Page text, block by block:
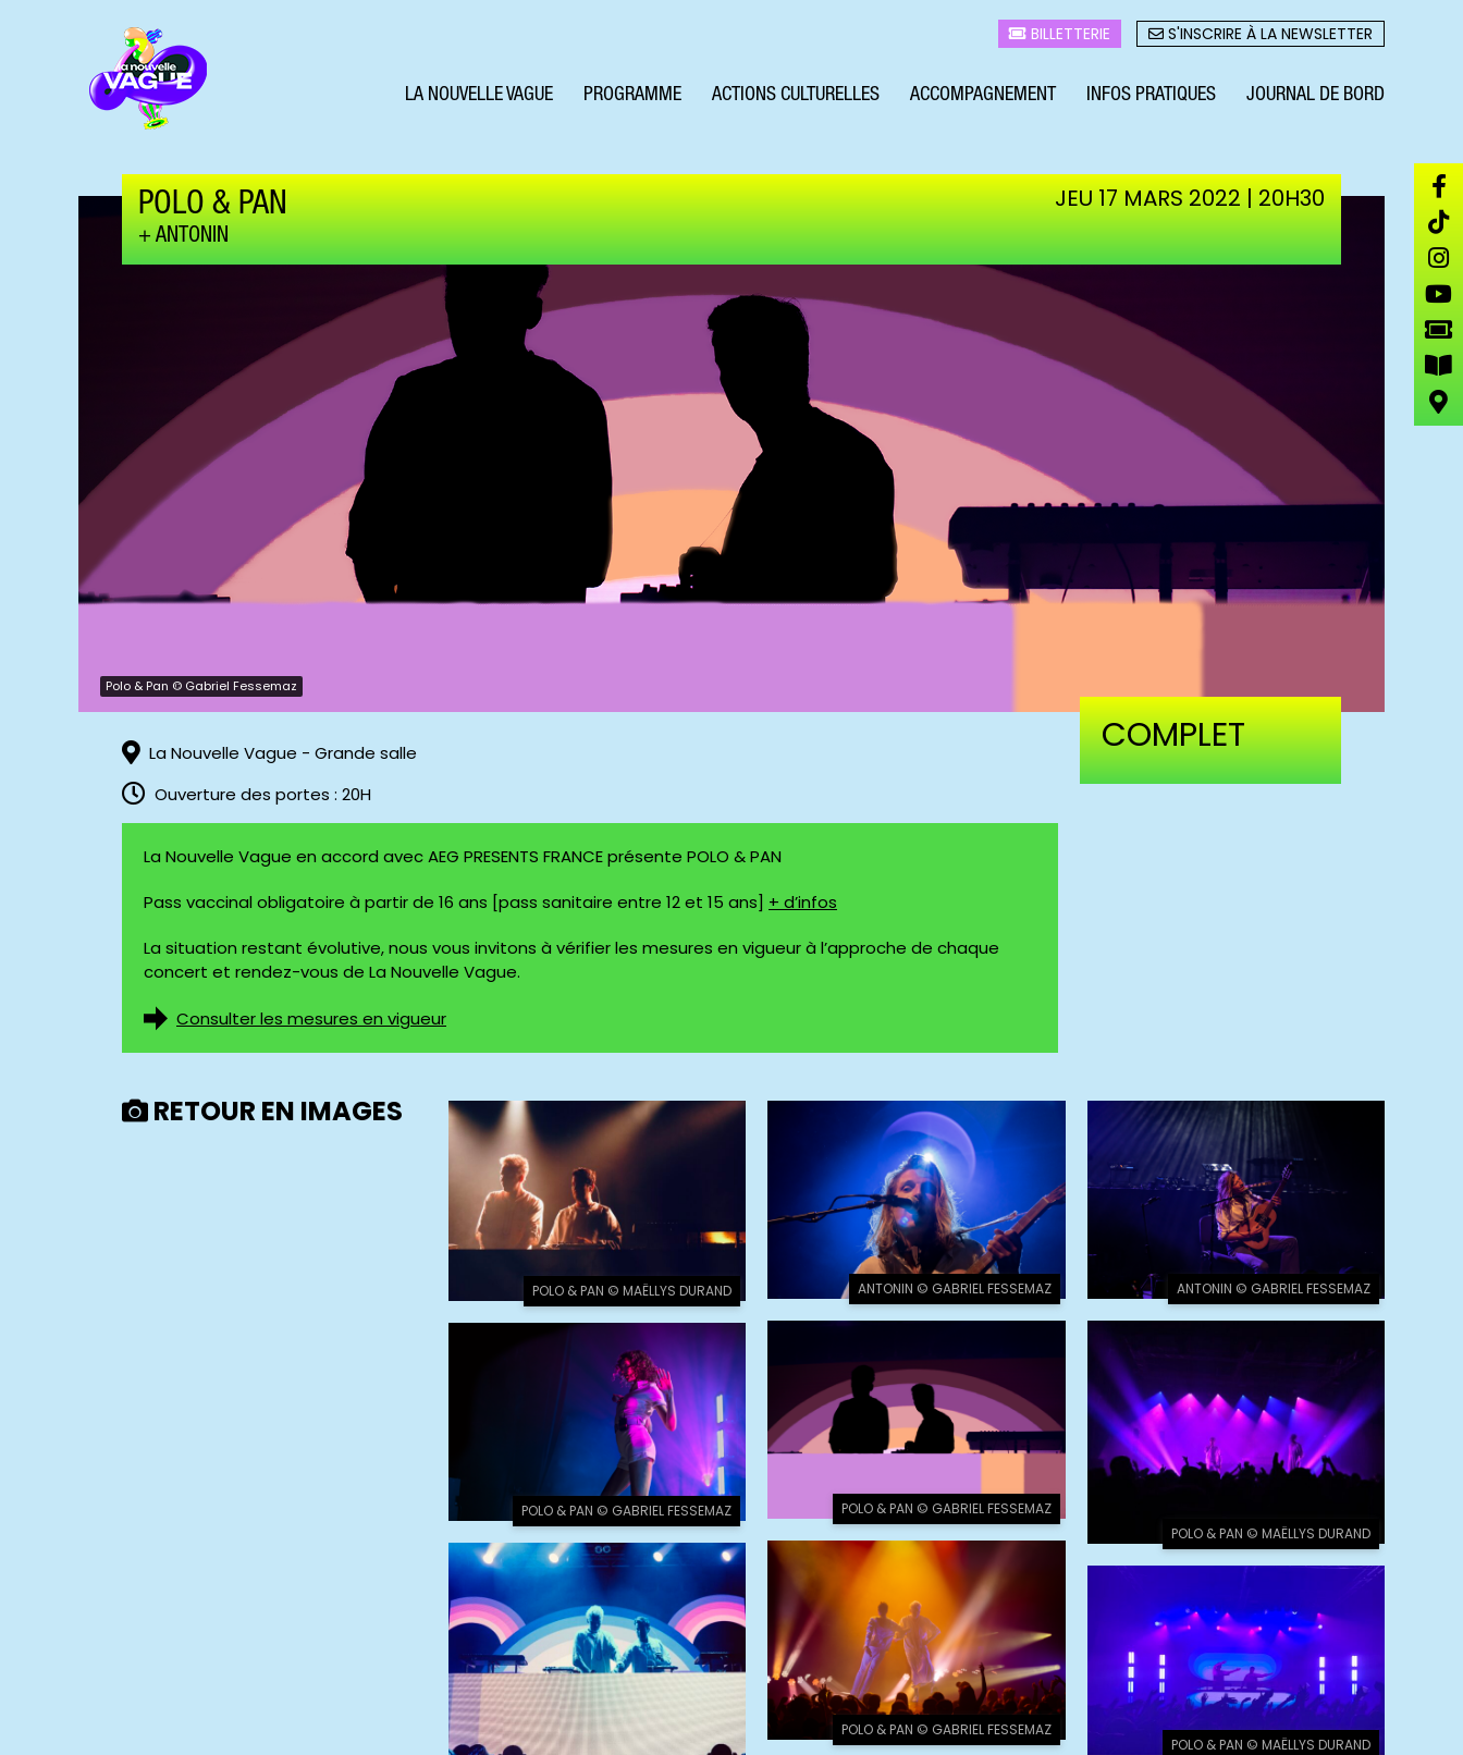
BILLETTERIE S'INSCRIRE À LA NEWSLETTER
LA NOUVELLE VAGUE PROGRAMME ACTIONS CULTURELLES ACCOMPAGNEMENT INFOS PRATIQUES JOURNAL DE BORD
Polo & Pan © Gabriel Fessemaz
POLO & PAN
ANTONIN
JEU 17 MARS 2022 | 20H30
COMPLET
La Nouvelle Vague - Grande salle
Ouverture des portes : 20H
La Nouvelle Vague en accord avec AEG PRESENTS FRANCE présente POLO & PAN
Pass vaccinal obligatoire à partir de 16 ans [pass sanitaire entre 12 et 15 ans] + d’infos
La situation restant évolutive, nous vous invitons à vérifier les mesures en vigueur à l’approche de chaque
concert et rendez-vous de La Nouvelle Vague.
Consulter les mesures en vigueur
RETOUR EN IMAGES
POLO & PAN © MAËLLYS DURAND ANTONIN © GABRIEL FESSEMAZ ANTONIN © GABRIEL FESSEMAZ
POLO & PAN © GABRIEL FESSEMAZ
POLO & PAN © MAËLLYS DURAND
POLO & PAN © GABRIEL FESSEMAZ
POLO & PAN © GABRIEL FESSEMAZ
POLO & PAN © MAËLLYS DURAND